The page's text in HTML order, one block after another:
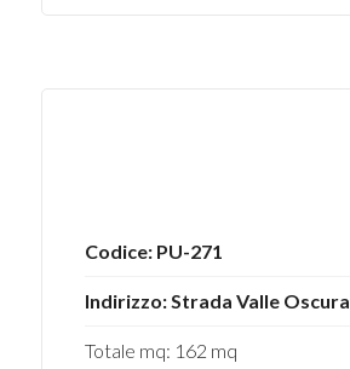
Codice: PU-271
Indirizzo: Strada Valle Oscura
Totale mq: 162 mq